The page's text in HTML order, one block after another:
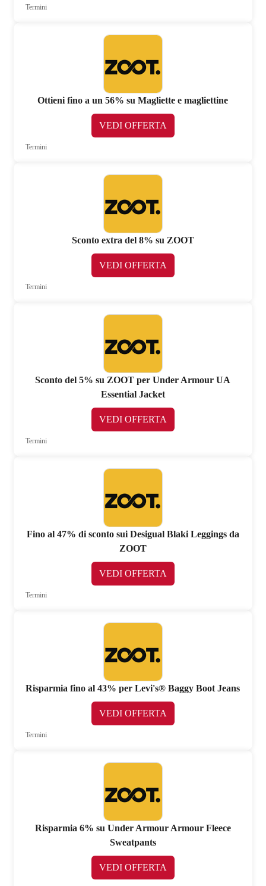
Termini
Ottieni fino a un 56% su Magliette e magliettine
VEDI OFFERTA
Termini
Sconto extra del 8% su ZOOT
VEDI OFFERTA
Termini
Sconto del 5% su ZOOT per Under Armour UA
Essential Jacket
VEDI OFFERTA
Termini
Fino al 47% di sconto sui Desigual Blaki Leggings da
ZOOT
VEDI OFFERTA
Termini
Risparmia fino al 43% per Levi's® Baggy Boot Jeans
VEDI OFFERTA
Termini
Risparmia 6% su Under Armour Armour Fleece
Sweatpants
VEDI OFFERTA